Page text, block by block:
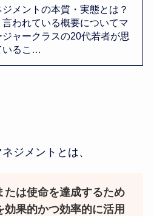
ジメントの本質・実態とは？
言われている概要についてマ
ジャークラスの20代若者が思
いるこ…
ジメントとは、
たは使命を達成するため
効果的かつ効率的に活用